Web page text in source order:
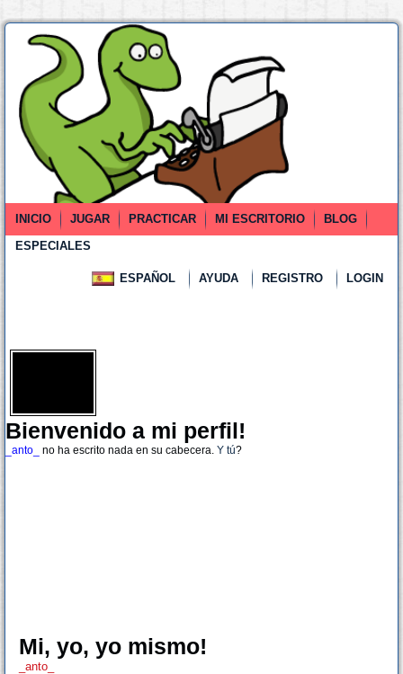
INICIO JUGAR PRACTICAR MI ESCRITORIO
BLOG
ESPECIALES
ESPAÑOL AYUDA REGISTRO LOGIN
Bienvenido a mi perfil!
_anto_ no ha escrito nada en su cabecera. Y tú?
Mi, yo, yo mismo!
_anto_